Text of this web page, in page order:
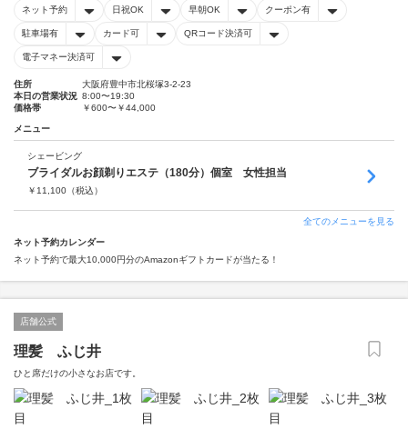
ネット予約 日祝OK 早朝OK クーポン有
駐車場有 カード可 QRコード決済可
電子マネー決済可
住所
大阪府豊中市北桜塚3-2-23
本日の営業状況 8:00〜19:30
価格帯
￥600〜￥44,000
メニュー
シェービング
ブライダルお顔剃りエステ（180分）個室 女性担当
￥ 11,100 （税込）
全てのメニューを見る
ネット予約カレンダー
ネット予約で最大10,000円分のAmazonギフトカードが当たる！
店舗公式
理髪 ふじ井
ひと席だけの小さなお店です。